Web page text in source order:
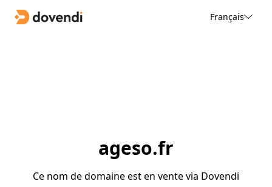
Français
ageso.fr
Ce nom de domaine est en vente via Dovendi